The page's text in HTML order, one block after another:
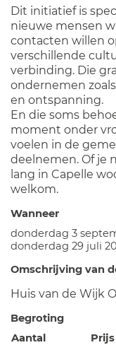
Dit initiatief is
nieuwe mensen
contacten willen
verschillende
verbinding. Die
ondernemen
en ontspanning.
En die soms
moment onder
voelen in de
deelnemen. Of je
lang in Capelle
welkom.
Wanneer
donderdag 3
donderdag 29 juli
Omschrijving van
Huis van de Wijk
Begroting
Aantal